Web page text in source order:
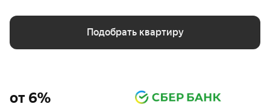
Подобрать квартиру
от 6%